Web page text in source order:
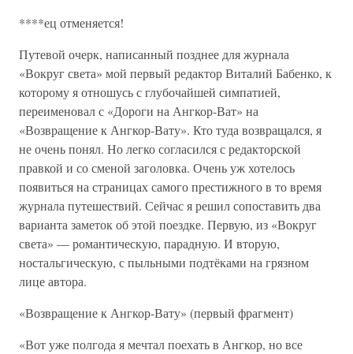
****ец отменяется!
Путевой очерк, написанный позднее для журнала
«Вокруг света» мой первый редактор Виталий Бабенко, к
которому я отношусь с глубочайшей симпатией,
переименовал с «Дороги на Ангкор-Ват» на
«Возвращение к Ангкор-Вату». Кто туда возвращался, я
не очень понял. Но легко согласился с редакторской
правкой и со сменой заголовка. Очень уж хотелось
появиться на страницах самого престижного в то время
журнала путешествий. Сейчас я решил сопоставить два
варианта заметок об этой поездке. Первую, из «Вокруг
света» — романтическую, парадную. И вторую,
ностальгическую, с пыльными подтёками на грязном
лице автора.
«Возвращение к Ангкор-Вату» (первый фрагмент)
«Вот уже полгода я мечтал поехать в Ангкор, но все